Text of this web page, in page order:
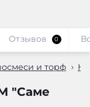
и торф
"Саме
Отзывов 0